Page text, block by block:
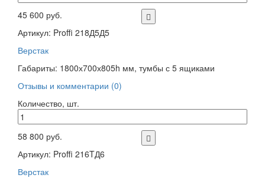
45 600 руб.
Артикул: Proffi 218Д5Д5
Верстак
Габариты: 1800х700х805h мм, тумбы с 5 ящиками
Отзывы и комментарии (0)
Количество, шт.
58 800 руб.
Артикул: Proffi 216TД6
Верстак